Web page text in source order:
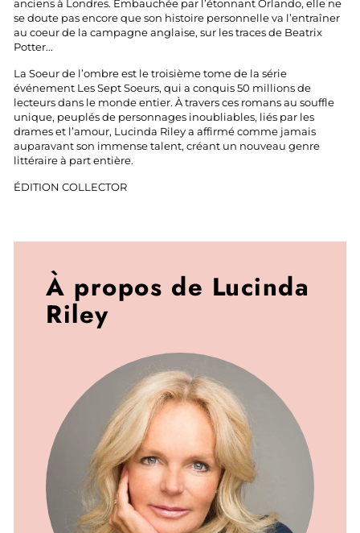
anciens à Londres. Embauchée par l’étonnant Orlando, elle ne
se doute pas encore que son histoire personnelle va l’entraîner
au coeur de la campagne anglaise, sur les traces de Beatrix
Potter...
La Soeur de l’ombre est le troisième tome de la série
événement Les Sept Soeurs, qui a conquis 50 millions de
lecteurs dans le monde entier. À travers ces romans au souffle
unique, peuplés de personnages inoubliables, liés par les
drames et l’amour, Lucinda Riley a affirmé comme jamais
auparavant son immense talent, créant un nouveau genre
littéraire à part entière.
ÉDITION COLLECTOR
À propos de Lucinda
Riley